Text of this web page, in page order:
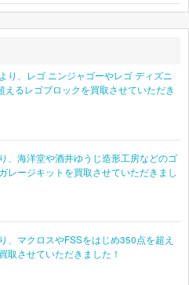
24267 4950344242672
031445073571
036881068945
Hemi
ューションV
4950344242030
Charger ダッ
85-5946
り、レゴ ニンジャゴーやレゴ ディズニ
えるレゴブロックを買取させていただき
、海洋堂や酒井ゆうじ造形工房などのゴ
レージキットを買取させていただきまし
、マクロスやFSSをはじめ350点を超え
取させていただきました！